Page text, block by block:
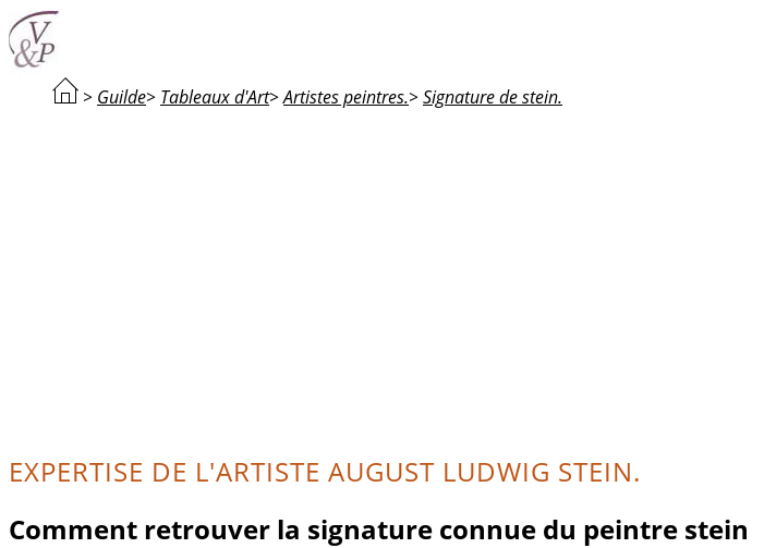
> Guilde> Tableaux d'Art>Artistes peintres.> Signature de stein.
EXPERTISE DE L'ARTISTE AUGUST LUDWIG STEIN.
Comment retrouver la signature connue du peintre stein